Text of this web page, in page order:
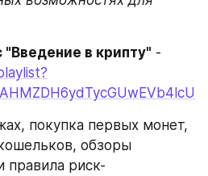
"Введение в крипту"
покупка первых монет,
обзоры
правила риск-